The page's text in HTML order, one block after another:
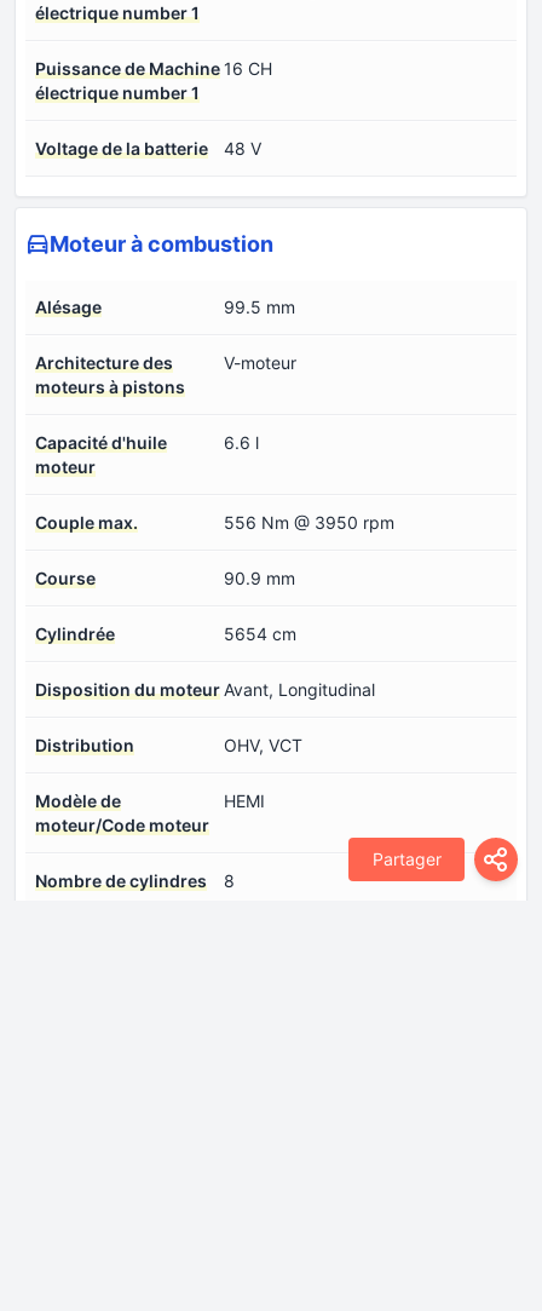
Partager
électrique number 1
Puissance de Machine
électrique number 1
16 CH
Voltage de la batterie 48 V
Moteur à combustion
Alésage 99.5 mm
Architecture des
moteurs à pistons
V-moteur
Capacité d'huile
moteur
6.6 l
Couple max. 556 Nm @ 3950 rpm
Course 90.9 mm
Cylindrée 5654 cm
Disposition du moteurAvant, Longitudinal
Distribution OHV, VCT
Modèle de
moteur/Code moteur
HEMI
Nombre de cylindres 8